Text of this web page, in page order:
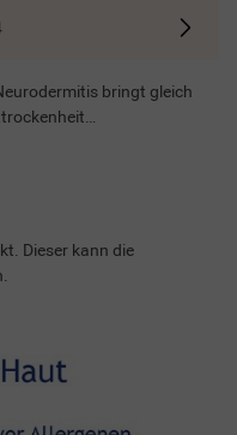
bringt gleich
Dieser kann die